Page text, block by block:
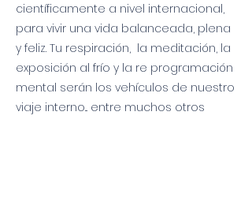
científicamente a nivel internacional,
para vivir una vida balanceada, plena
y feliz. Tu respiración, la meditación, la
exposición al frío y la re programación
mental serán los vehículos de nuestro
viaje interno... entre muchos otros